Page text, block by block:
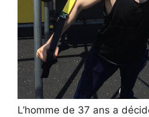
L’homme de 37 ans a